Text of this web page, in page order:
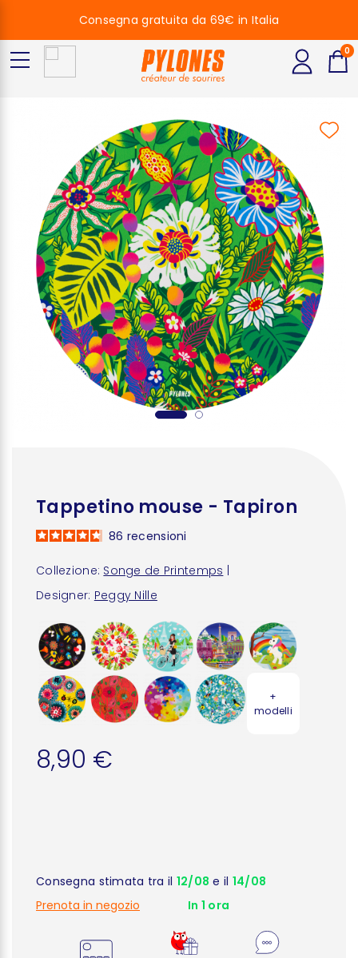
Tappetino mouse - Tapiron
Collezione: Songe de Printemps
Designer: Peggy Nille
86 recensioni
+
modelli
8,90 €
Consegna stimata tra il 12/08 e il 14/08
Prenota in negozio
In 1 ora
Consegna gratuita da 69€ in Italia
0